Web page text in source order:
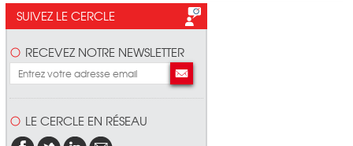
SUIVEZ LE CERCLE
RECEVEZ NOTRE NEWSLETTER
LE CERCLE EN RÉSEAU